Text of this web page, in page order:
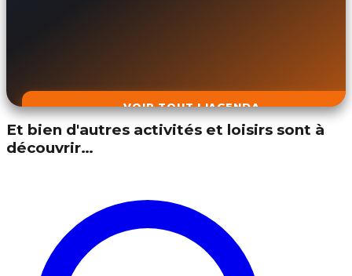
VOIR TOUT L'AGENDA
Et bien d'autres activités et loisirs sont à
découvrir…